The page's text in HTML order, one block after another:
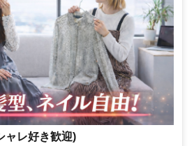
ャレ好き歓迎)